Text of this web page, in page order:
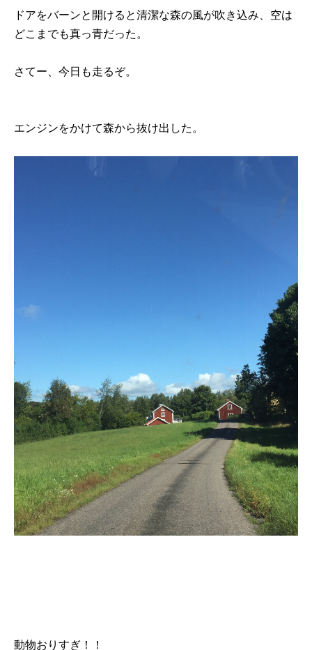
ドアをバーンと開けると清潔な森の風が吹き込み、空は
どこまでも真っ青だった。
さてー、今日も走るぞ。
エンジンをかけて森から抜け出した。
動物おりすぎ！！